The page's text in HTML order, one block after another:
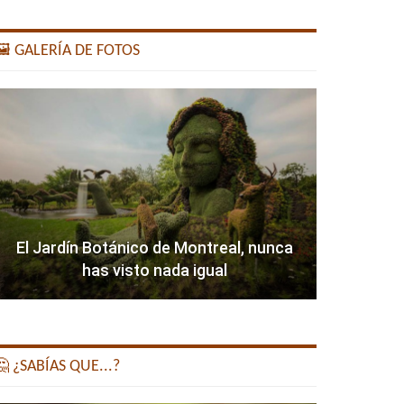
GALERÍA DE FOTOS
El Jardín Botánico de Montreal, nunca
has visto nada igual
¿SABÍAS QUE...?